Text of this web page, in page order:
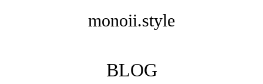
monoii.style
BLOG